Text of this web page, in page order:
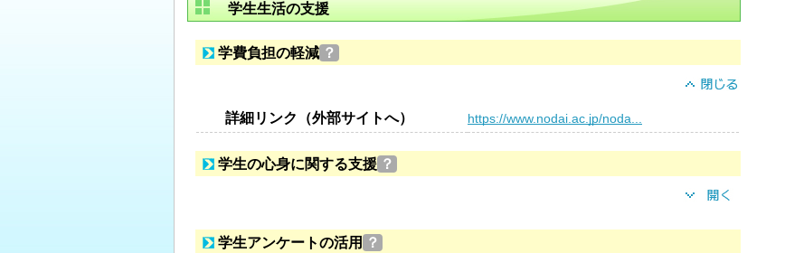
学生生活の支援
学費負担の軽減 ？
詳細リンク（外部サイトへ） https://www.nodai.ac.jp/noda...
学生の心身に関する支援 ？
学生アンケートの活用 ？